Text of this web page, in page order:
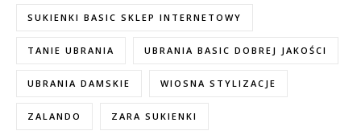
SUKIENKI BASIC SKLEP INTERNETOWY
TANIE UBRANIA UBRANIA BASIC DOBREJ JAKOŚCI
UBRANIA DAMSKIE WIOSNA STYLIZACJE
ZALANDO ZARA SUKIENKI